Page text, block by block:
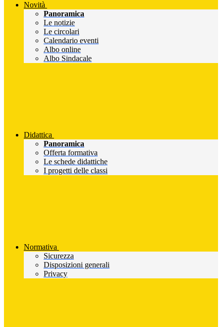
Novità
Panoramica
Le notizie
Le circolari
Calendario eventi
Albo online
Albo Sindacale
Didattica
Panoramica
Offerta formativa
Le schede didattiche
I progetti delle classi
Normativa
Sicurezza
Disposizioni generali
Privacy